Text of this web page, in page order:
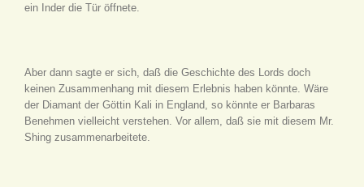
ein Inder die Tür öffnete.
Aber dann sagte er sich, daß die Geschichte des Lords doch
keinen Zusammenhang mit diesem Erlebnis haben könnte. Wäre
der Diamant der Göttin Kali in England, so könnte er Barbaras
Benehmen vielleicht verstehen. Vor allem, daß sie mit diesem Mr.
Shing zusammenarbeitete.